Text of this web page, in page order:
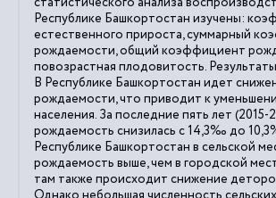
Республике Башкортостан изучены:
естественного прироста, суммарный
рождаемости, общий коэффициент
повозрастная плодовитость.
В Республике Башкортостан идет
рождаемости, что приводит к
населения. За последние пять лет (2015-
рождаемость снизилась с 14,3‰ до
Республике Башкортостан в сельской
рождаемость выше, чем в городской
там также происходит снижение